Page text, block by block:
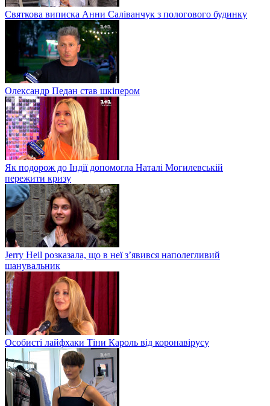
Святкова виписка Анни Саліванчук з пологового будинку
Олександр Педан став шкіпером
Як подорож до Індії допомогла Наталі Могилевській
пережити кризу
Jerry Heil розказала, що в неї з’явився наполегливий
шанувальник
Особисті лайфхаки Тіни Кароль від коронавірусу